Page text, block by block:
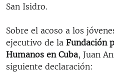
San Isidro.
Sobre el acoso a los
ejecutivo de la Fundación
Humanos en Cuba, Juan
siguiente declaración: